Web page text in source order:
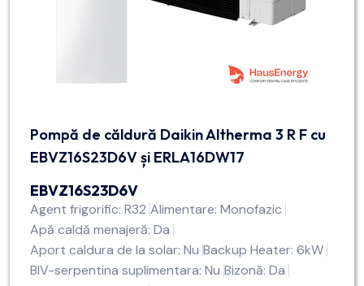
Pompă de căldură Daikin Altherma 3 R F cu
EBVZ16S23D6V și ERLA16DW17
EBVZ16S23D6V
Agent frigorific: R32 Alimentare: Monofazic
Apă caldă menajeră: Da
Aport caldura de la solar: Nu Backup Heater: 6kW
BIV-serpentina suplimentara: Nu Bizonă: Da